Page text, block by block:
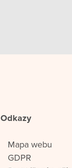
Odkazy
Mapa webu
GDPR